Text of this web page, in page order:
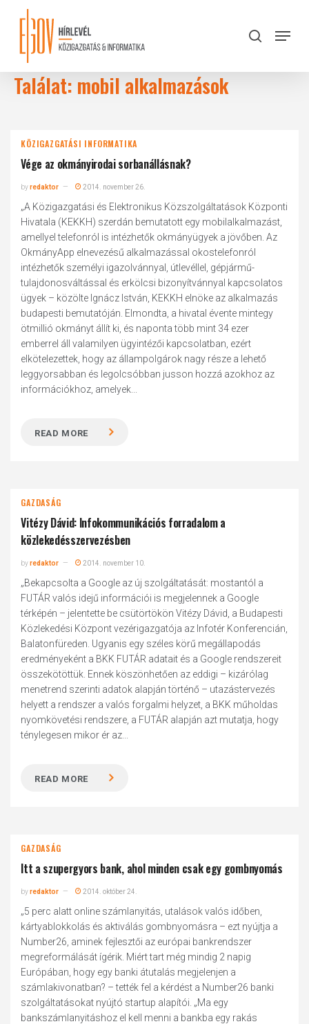
content
search
Menu
Találat: mobil alkalmazások
KÖZIGAZGATÁSI INFORMATIKA
Vége az okmányirodai sorbanállásnak?
byredaktor 2014. november 26.
„A Közigazgatási és Elektronikus Közszolgáltatások Központi
Hivatala (KEKKH) szerdán bemutatott egy mobilalkalmazást,
amellyel telefonról is intézhetők okmányügyek a jövőben. Az
OkmányApp elnevezésű alkalmazással okostelefonról
intézhetők személyi igazolvánnyal, útlevéllel, gépjármű-
tulajdonosváltással és erkölcsi bizonyítvánnyal kapcsolatos
ügyek – közölte Ignácz István, KEKKH elnöke az alkalmazás
budapesti bemutatóján. Elmondta, a hivatal évente mintegy
ötmillió okmányt állít ki, és naponta több mint 34 ezer
emberrel áll valamilyen ügyintézői kapcsolatban, ezért
elkötelezettek, hogy az állampolgárok nagy része a lehető
leggyorsabban és legolcsóbban jusson hozzá azokhoz az
információkhoz, amelyek...
READ MORE
GAZDASÁG
Vitézy Dávid: Infokommunikációs forradalom a
közlekedésszervezésben
byredaktor 2014. november 10.
„Bekapcsolta a Google az új szolgáltatását: mostantól a
FUTÁR valós idejű információi is megjelennek a Google
térképén – jelentette be csütörtökön Vitézy Dávid, a Budapesti
Közlekedési Központ vezérigazgatója az Infotér Konferencián,
Balatonfüreden. Ugyanis egy széles körű megállapodás
eredményeként a BKK FUTÁR adatait és a Google rendszereit
összekötöttük. Ennek köszönhetően az eddigi – kizárólag
menetrend szerinti adatok alapján történő – utazástervezés
helyett a rendszer a valós forgalmi helyzet, a BKK műholdas
nyomkövetési rendszere, a FUTÁR alapján azt mutatja, hogy
ténylegesen mikor ér az...
READ MORE
GAZDASÁG
Itt a szupergyors bank, ahol minden csak egy gombnyomás
byredaktor 2014. október 24.
„5 perc alatt online számlanyitás, utalások valós időben,
kártyablokkolás és aktiválás gombnyomásra – ezt nyújtja a
Number26, aminek fejlesztői az európai bankrendszer
megreformálását ígérik. Miért tart még mindig 2 napig
Európában, hogy egy banki átutalás megjelenjen a
számlakivonatban? – tették fel a kérdést a Number26 banki
szolgáltatásokat nyújtó startup alapítói. „Ma egy
bankszámlanyitáshoz el kell menni a bankba egy rakás
Close